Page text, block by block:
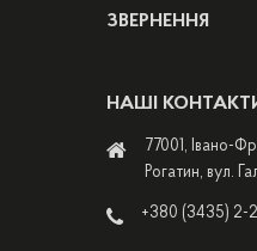
ЗВЕРНЕННЯ
НАШІ
77001, Івано-
Рогатин, вул.
+380 (3435) 2-